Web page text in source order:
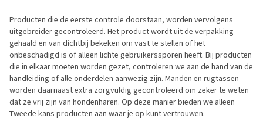
Producten die de eerste controle doorstaan, worden vervolgens
uitgebreider gecontroleerd. Het product wordt uit de verpakking
gehaald en van dichtbij bekeken om vast te stellen of het
onbeschadigd is of alleen lichte gebruikerssporen heeft. Bij producten
die in elkaar moeten worden gezet, controleren we aan de hand van de
handleiding of alle onderdelen aanwezig zijn. Manden en rugtassen
worden daarnaast extra zorgvuldig gecontroleerd om zeker te weten
dat ze vrij zijn van hondenharen. Op deze manier bieden we alleen
Tweede kans producten aan waar je op kunt vertrouwen.